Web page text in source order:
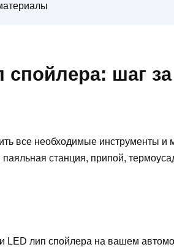
шаг
все необходимые инструменты и
станция, припой,
LED лип спойлера на вашем